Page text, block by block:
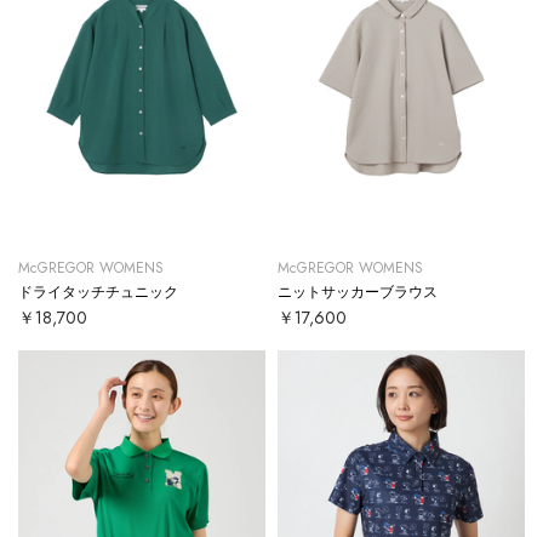
McGREGOR WOMENS
ドライタッチチュニック
￥18,700
McGREGOR WOMENS
ニットサッカーブラウス
￥17,600